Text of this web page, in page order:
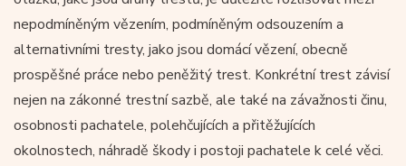
nepodmíněným vězením, podmíněným odsouzením a
alternativními tresty, jako jsou domácí vězení, obecně
prospěšné práce nebo peněžitý trest. Konkrétní trest závisí
nejen na zákonné trestní sazbě, ale také na závažnosti činu,
osobnosti pachatele, polehčujících a přitěžujících
okolnostech, náhradě škody i postoji pachatele k celé věci.